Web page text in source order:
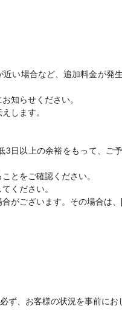
近い場合など、追加料金が発
知らせください。
します。
3日以上の余裕をもって、ご
とをご確認ください。
ください。
がございます。その場合は
ず、お客様の状況を事前にお